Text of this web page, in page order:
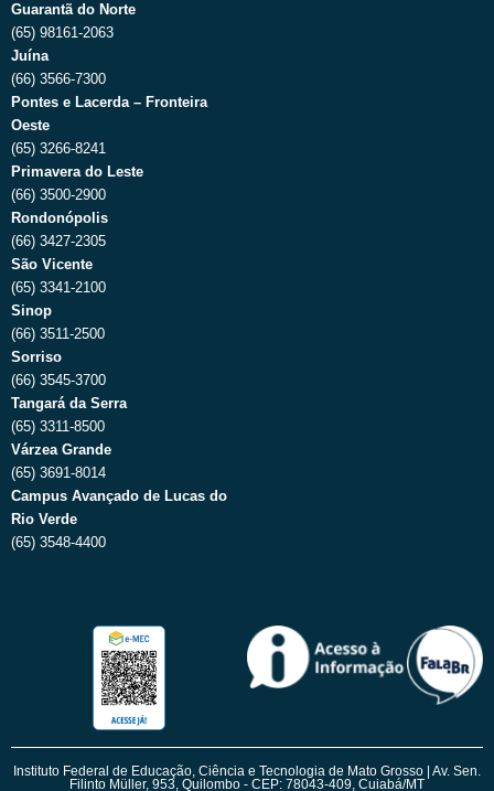
Guarantã do Norte
(65) 98161-2063
Juína
(66) 3566-7300
Pontes e Lacerda – Fronteira
Oeste
(65) 3266-8241
Primavera do Leste
(66) 3500-2900
Rondonópolis
(66) 3427-2305
São Vicente
(65) 3341-2100
Sinop
(66) 3511-2500
Sorriso
(66) 3545-3700
Tangará da Serra
(65) 3311-8500
Várzea Grande
(65) 3691-8014
Campus Avançado de Lucas do
Rio Verde
(65) 3548-4400
Instituto Federal de Educação, Ciência e Tecnologia de Mato Grosso | Av. Sen.
Filinto Müller, 953, Quilombo - CEP: 78043-409, Cuiabá/MT